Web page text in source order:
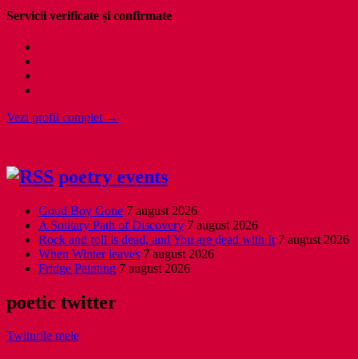
Servicii verificate și confirmate
Vezi profil complet →
poetry events
Good Boy Gone 7 august 2026
A Solitary Path of Discovery 7 august 2026
Rock and roll is dead, and You are dead with It 7 august 2026
When Winter leaves 7 august 2026
Fridge Painting 7 august 2026
poetic twitter
Twiturile mele